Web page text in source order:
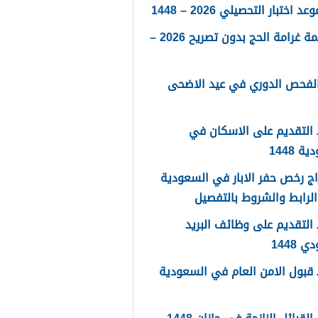
التحصيلي 2026 – 1448
كم قيمة غرامة الحج بدون تصريح 2026 –
الدوري في عيد الاضحى
على الاسكان في
1448
رخص حفر الابار في السعودية
على وظائف البريد
1448
الامن العام في السعودية